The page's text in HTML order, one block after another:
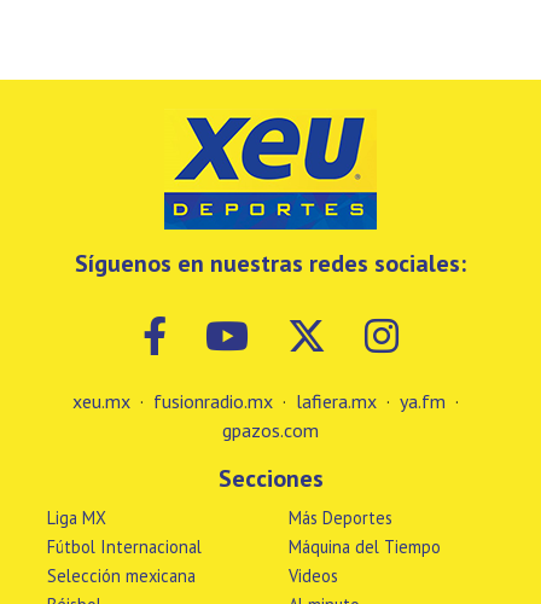
Síguenos en nuestras redes sociales:
xeu.mx · fusionradio.mx · lafiera.mx · ya.fm ·
gpazos.com
Secciones
Liga MX
Fútbol Internacional
Selección mexicana
Más Deportes
Máquina del Tiempo
Videos